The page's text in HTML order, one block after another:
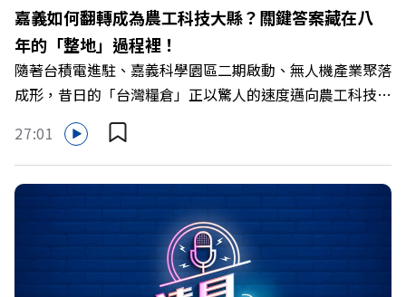
嘉義如何翻轉成為農工科技大縣？關鍵答案藏在八
年的「整地」過程裡！
隨著台積電進駐、嘉義科學園區二期啟動、無人機產業聚落
成形，昔日的「台灣糧倉」正以驚人的速度邁向農工科技大
縣。在智慧農業、精品農產與「嘉義優鮮」品牌同步升級的
推動下，嘉義縣政府成功打破過往傳統農業縣的侷限，讓返
鄉子弟不僅能「回得來、留得下、活得好」，更為地方累積
迎向黃金十年的發展動能。 本集《遠見ON AIR》邀請嘉義
縣長翁章梁、立法委員蔡易餘、財信傳媒集團董事長謝金
河、紙風車劇團創辦人李永豐、以及嘉義縣人力發展所所長
許喻理。帶你深入剖析《嘉義被看見了》書中收錄的八年轉
型故事，讀懂這段洗天換地的歷程，並共同看見下一個黃金
27:01